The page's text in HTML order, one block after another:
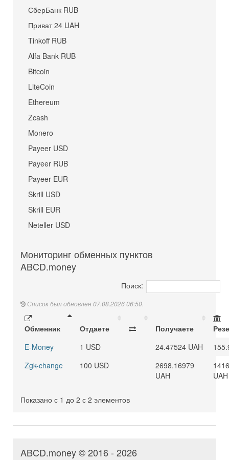
СберБанк RUB
Приват 24 UAH
Tinkoff RUB
Alfa Bank RUB
Bitcoin
LiteCoin
Ethereum
Zcash
Monero
Payeer USD
Payeer RUB
Payeer EUR
Skrill USD
Skrill EUR
Neteller USD
Мониторинг обменных пунктов
ABCD.money
Поиск:
Список был обновлен 07.08.2026 06:50.
Обменник Отдаете Получаете
E-Money
1 USD 24.47524 UAH
Zgk-change
100 USD
2698.16979
UAH
UAH
Показано с 1 до 2 с 2 элементов
ABCD.money © 2016 - 2026